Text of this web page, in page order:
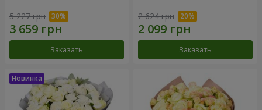
5 227 грн
Заказать
2 624 грн
Заказать